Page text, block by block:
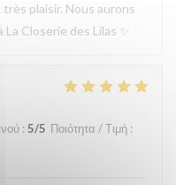
plaisir. Nous aurons
Closerie des Lilas ✨
: 5/5 Ποιότητα / Τιμή :